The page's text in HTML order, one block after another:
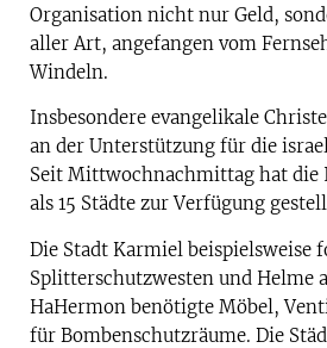
Organisation nicht nur Geld,
aller Art, angefangen vom
Windeln.
Insbesondere evangelikale
an der Unterstützung für die
Seit Mittwochnachmittag hat die
als 15 Städte zur Verfügung
Die Stadt Karmiel beispielsweise
Splitterschutzwesten und Helme
HaHermon benötigte Möbel,
für Bombenschutzräume. Die